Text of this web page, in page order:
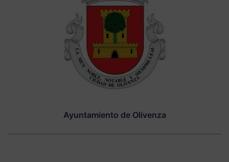
Ayuntamiento de Olivenza